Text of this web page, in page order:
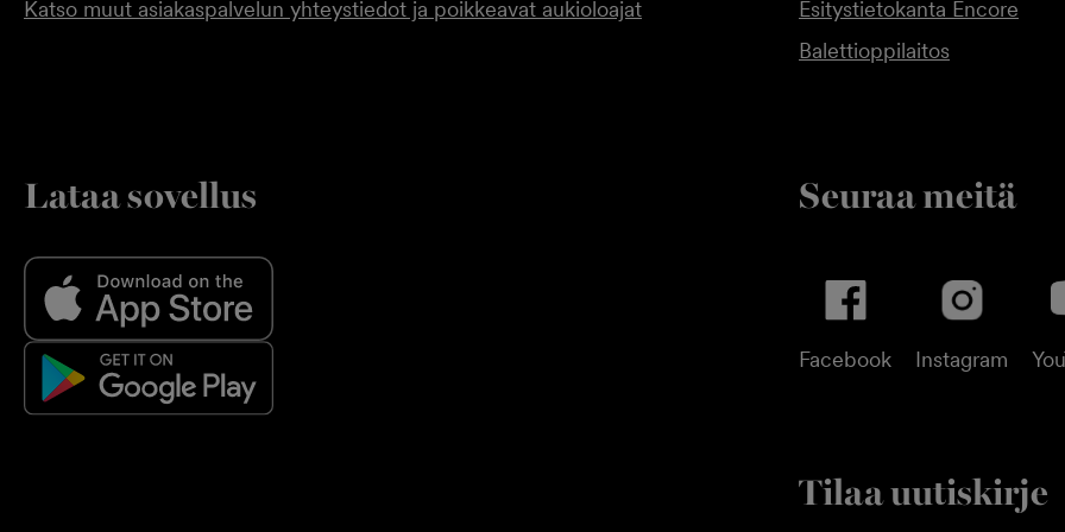
Katso muut asiakaspalvelun yhteystiedot ja poikkeavat aukioloajat
Esitystietokanta Encore
Balettioppilaitos
Lataa sovellus Seuraa meitä
Facebook Instagram
Tilaa uutiskirje